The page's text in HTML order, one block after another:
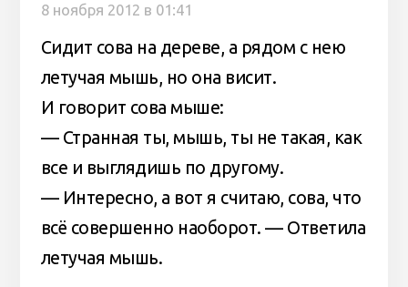
8 ноября 2012 в 01:41
Сидит сова на дереве, а рядом с нею
летучая мышь, но она висит.
И говорит сова мыше:
— Странная ты, мышь, ты не такая, как
все и выглядишь по другому.
— Интересно, а вот я считаю, сова, что
всё совершенно наоборот. — Ответила
летучая мышь.